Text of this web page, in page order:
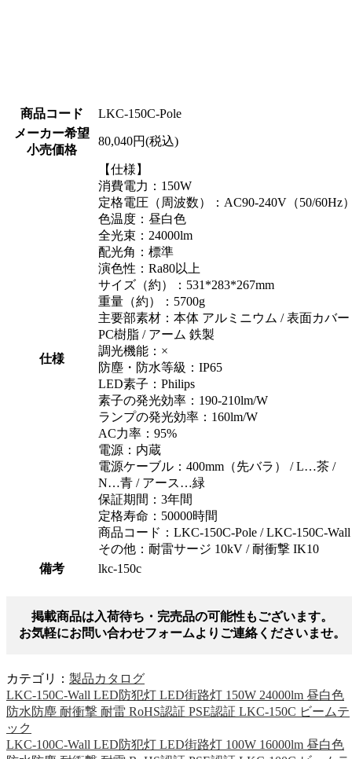
商品コード
LKC-150C-Pole
メーカー希望
小売価格
80,040円(税込)
仕様
【仕様】
消費電力：150W
定格電圧（周波数）：AC90-240V（50/60Hz
色温度：昼白色
全光束：24000lm
配光角：標準
演色性：Ra80以上
サイズ（約）：531*283*267mm
重量（約）：5700g
主要部素材：本体 アルミニウム / 表面カバー
PC樹脂 / アーム 鉄製
調光機能：×
防塵・防水等級：IP65
LED素子：Philips
素子の発光効率：190-210lm/W
ランプの発光効率：160lm/W
AC力率：95%
電源：内蔵
電源ケーブル：400mm（先バラ） / L…茶 /
N…青 / アース…緑
保証期間：3年間
定格寿命：50000時間
商品コード：LKC-150C-Pole / LKC-150C-Wall
その他：耐雷サージ 10kV / 耐衝撃 IK10
備考
lkc-150c
掲載商品は入荷待ち・完売品の可能性もございます。
お気軽にお問い合わせフォームよりご連絡くださいませ。
カテゴリ： 製品カタログ
LKC-150C-Wall LED防犯灯 LED街路灯 150W 24000lm 昼白色
防水防塵 耐衝撃 耐雷 RoHS認証 PSE認証 LKC-150C ビームテ
ック
LKC-100C-Wall LED防犯灯 LED街路灯 100W 16000lm 昼白色